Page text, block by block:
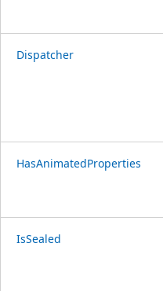
Dispatcher
HasAnimatedProperties
IsSealed